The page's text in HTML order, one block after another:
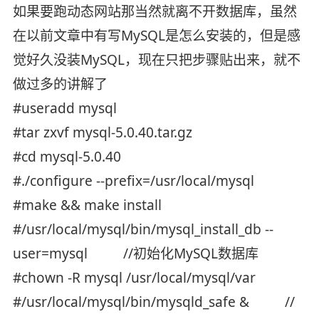
如果要跑动态网站那当然就离不开数据库，虽然
在以前文章中有写MySQL是怎么安装的，但是感
觉好久没装MySQL，现在只把步骤贴出来，就不
做过多的讲解了
#useradd mysql
#tar zxvf mysql-5.0.40.tar.gz
#cd mysql-5.0.40
#./configure --prefix=/usr/local/mysql
#make && make install
#/usr/local/mysql/bin/mysql_install_db --
user=mysql //初始化MySQL数据库
#chown -R mysql /usr/local/mysql/var
#/usr/local/mysql/bin/mysqld_safe & //